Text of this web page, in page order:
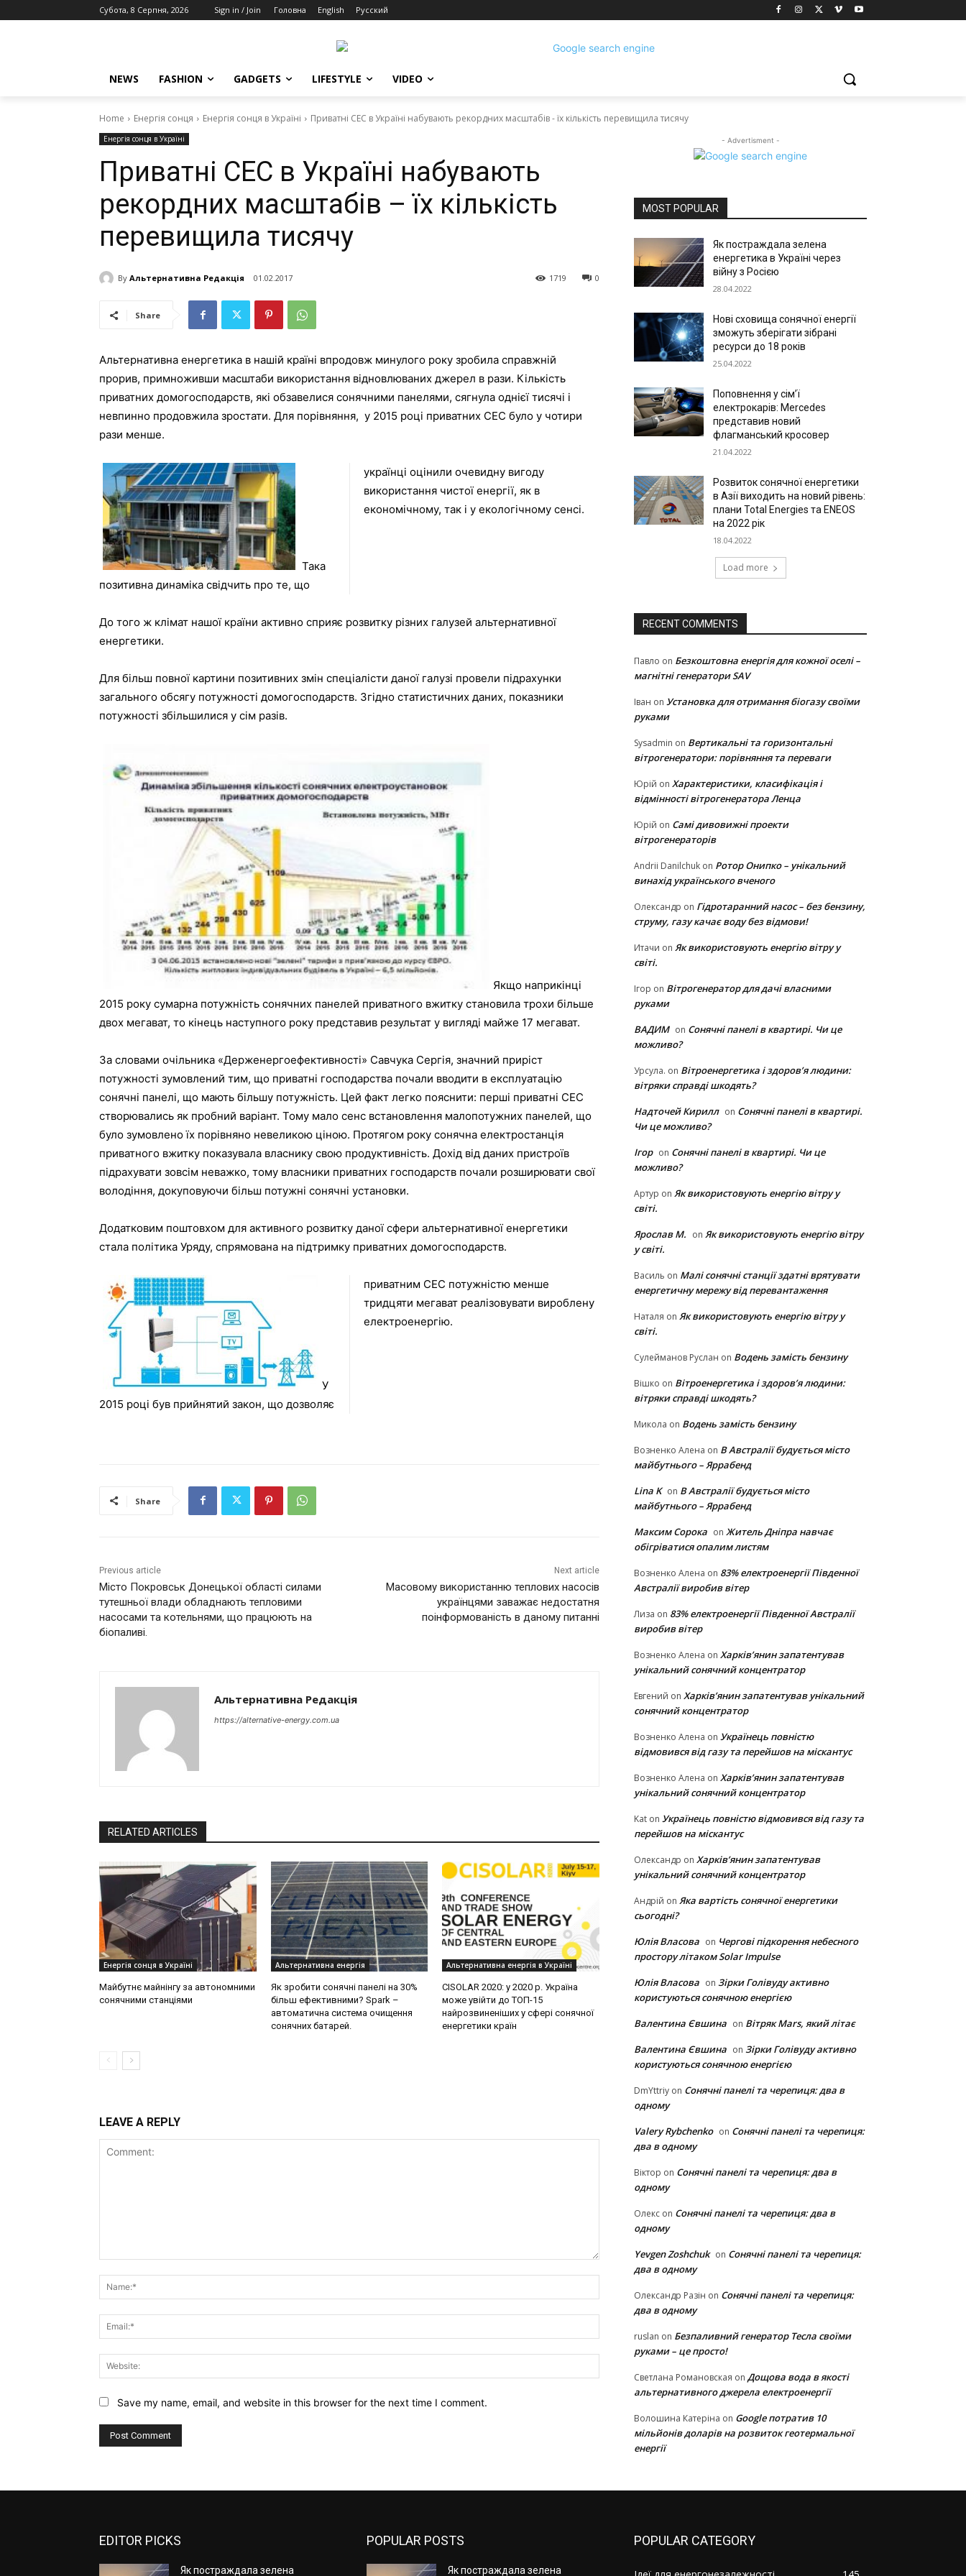
Субота, 8 Серпня, 2026 Sign in / Join Головна English Русский
NEWS FASHION GADGETS LIFESTYLE VIDEO
Home Енергія сонця Енергія сонця в Україні Приватні СЕС в Україні набувають рекордних масштабів - їх кількість перевищила тисячу
Енергія сонця в Україні
Приватні СЕС в Україні набувають
рекордних масштабів – їх кількість
перевищила тисячу
By Альтернативна Редакція 01.02.2017 0
1719
Share
Альтернативна енергетика в нашій країні впродовж минулого року зробила справжній
прорив, примноживши масштаби використання відновлюваних джерел в рази. Кількість
приватних домогосподарств, які обзавелися сонячними панелями, сягнула однієї тисячі і
невпинно продовжила зростати. Для порівняння, у 2015 році приватних СЕС було у чотири
рази менше.
Така
позитивна динаміка свідчить про те, що
українці оцінили очевидну вигоду
використання чистої енергії, як в
економічному, так і у екологічному сенсі.
До того ж клімат нашої країни активно сприяє розвитку різних галузей альтернативної
енергетики.
Для більш повної картини позитивних змін спеціалісти даної галузі провели підрахунки
загального обсягу потужності домогосподарств. Згідно статистичних даних, показники
потужності збільшилися у сім разів.
Якщо наприкінці
2015 року сумарна потужність сонячних панелей приватного вжитку становила трохи більше
двох мегават, то кінець наступного року представив результат у вигляді майже 17 мегават.
За словами очільника «Держенергоефективності» Савчука Сергія, значний приріст
потужності зумовлений тим, що приватні господарства почали вводити в експлуатацію
сонячні панелі, що мають більшу потужність. Цей факт легко пояснити: перші приватні СЕС
створювались як пробний варіант. Тому мало сенс встановлення малопотужних панелей, що
було зумовлено їх порівняно невеликою ціною. Протягом року сонячна електростанція
приватного вжитку показувала власнику свою продуктивність. Дохід від даних пристроїв
підрахувати зовсім неважко, тому власники приватних господарств почали розширювати свої
володіння, докуповуючи більш потужні сонячні установки.
Додатковим поштовхом для активного розвитку даної сфери альтернативної енергетики
стала політика Уряду, спрямована на підтримку приватних домогосподарств.
У
2015 році був прийнятий закон, що дозволяє
приватним СЕС потужністю менше
тридцяти мегават реалізовувати вироблену
електроенергію.
Share
Previous article
Місто Покровськ Донецької області силами
тутешньої влади обладнають тепловими
насосами та котельнями, що працюють на
біопаливі.
Next article
Масовому використанню теплових насосів
українцями заважає недостатня
поінформованість в даному питанні
Альтернативна Редакція
https://alternative-energy.com.ua
RELATED ARTICLES
Енергія сонця в Україні
Майбутнє майнінгу за автономними
сонячними станціями
Альтернативна енергія
Як зробити сонячні панелі на 30%
більш ефективними? Spark –
автоматична система очищення
сонячних батарей.
Альтернативна енергія в Україні
CISOLAR 2020: у 2020 р. Україна
може увійти до ТОП-15
найрозвиненіших у сфері сонячної
енергетики країн
LEAVE A REPLY
Website:
Save my name, email, and website in this browser for the next time I comment.
- Advertisment -
MOST POPULAR
Як постраждала зелена
енергетика в Україні через
війну з Росією
28.04.2022
Нові сховища сонячної енергії
зможуть зберігати зібрані
ресурси до 18 років
25.04.2022
Поповнення у сім’ї
електрокарів: Mercedes
представив новий
флагманський кросовер
21.04.2022
Розвиток сонячної енергетики
в Азії виходить на новий рівень:
плани Total Energies та ENEOS
на 2022 рік
18.04.2022
Load more
RECENT COMMENTS
Павло on Безкоштовна енергія для кожної оселі –
магнітні генератори SAV
Іван on Установка для отримання біогазу своїми
руками
Sysadmin on Вертикальні та горизонтальні
вітрогенератори: порівняння та переваги
Юрій on Характеристики, класифікація і
відмінності вітрогенератора Ленца
Юрій on Самі дивовижні проекти
вітрогенераторів
Andrii Danilchuk on Ротор Онипко – унікальний
винахід українського вченого
Олександр on Гідротаранний насос – без бензину,
струму, газу качає воду без відмови!
Итачи on Як використовують енергію вітру у
світі.
Ігор on Вітрогенератор для дачі власними
руками
ВАДИМ on Сонячні панелі в квартирі. Чи це
можливо?
Урсула. on Вітроенергетика і здоров’я людини:
вітряки cправді шкодять?
Надточей Кирилл on Сонячні панелі в квартирі.
Чи це можливо?
Ігор on Сонячні панелі в квартирі. Чи це
можливо?
Артур on Як використовують енергію вітру у
світі.
Ярослав М. on Як використовують енергію вітру
у світі.
Василь on Малі сонячні станції здатні врятувати
енергетичну мережу від перевантаження
Наталя on Як використовують енергію вітру у
світі.
Сулейманов Руслан on Водень замість бензину
Вішко on Вітроенергетика і здоров’я людини:
вітряки cправді шкодять?
Микола on Водень замість бензину
Возненко Алена on В Австралії будується місто
майбутнього – Яррабенд
Lina K on В Австралії будується місто
майбутнього – Яррабенд
Максим Сорока on Житель Дніпра навчає
обігріватися опалим листям
Возненко Алена on 83% електроенергії Південної
Австралії виробив вітер
Лиза on 83% електроенергії Південної Австралії
виробив вітер
Возненко Алена on Харків’янин запатентував
унікальний сонячний концентратор
Евгений on Харків’янин запатентував унікальний
сонячний концентратор
Возненко Алена on Українець повністю
відмовився від газу та перейшов на міскантус
Возненко Алена on Харків’янин запатентував
унікальний сонячний концентратор
Kat on Українець повністю відмовився від газу та
перейшов на міскантус
Олександр on Харків’янин запатентував
унікальний сонячний концентратор
Андрій on Яка вартість сонячної енергетики
сьогодні?
Юлія Власова on Чергові підкорення небесного
простору літаком Solar Impulse
Юлія Власова on Зірки Голівуду активно
користуються сонячною енергією
Валентина Євшина on Вітряк Mars, який літає
Валентина Євшина on Зірки Голівуду активно
користуються сонячною енергією
DmYttriy on Сонячні панелі та черепиця: два в
одному
Valery Rybchenko on Сонячні панелі та черепиця:
два в одному
Віктор on Сонячні панелі та черепиця: два в
одному
Олекс on Сонячні панелі та черепиця: два в
одному
Yevgen Zoshchuk on Сонячні панелі та черепиця:
два в одному
Олександр Разін on Сонячні панелі та черепиця:
два в одному
ruslan on Безпаливний генератор Тесла своїми
руками – це просто!
Светлана Романовская on Дощова вода в якості
альтернативного джерела електроенергії
Волошина Катеріна on Google потратив 10
мільйонів доларів на розвиток геотермальної
енергії
EDITOR PICKS
Як постраждала зелена
POPULAR POSTS
Як постраждала зелена
POPULAR CATEGORY